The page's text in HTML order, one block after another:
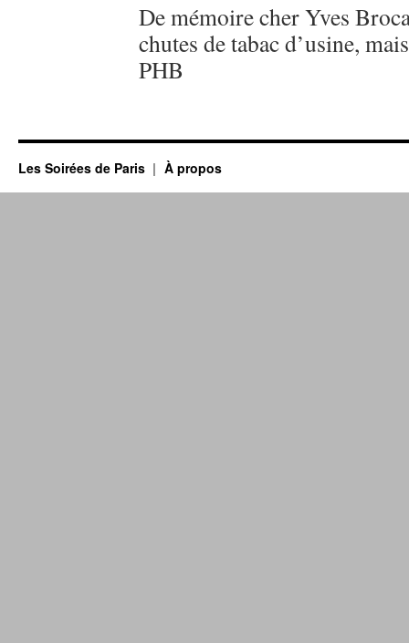
De mémoire cher Yves
chutes de tabac d’usine,
PHB
Les Soirées de Paris À propos